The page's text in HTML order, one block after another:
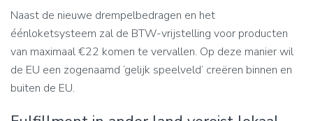
Naast de nieuwe drempelbedragen en het
éénloketsysteem zal de BTW-vrijstelling voor producten
van maximaal €22 komen te vervallen. Op deze manier wil
de EU een zogenaamd ‘gelijk speelveld’ creëren binnen en
buiten de EU.